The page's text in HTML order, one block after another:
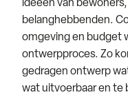
ideeën van
belanghebbenden.
omgeving en budget
ontwerpproces. Zo
gedragen ontwerp
wat uitvoerbaar en te